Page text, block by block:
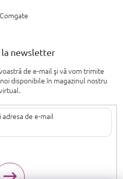
la newsletter
de e-mail şi vă vom trimite
disponibile în magazinul nostru